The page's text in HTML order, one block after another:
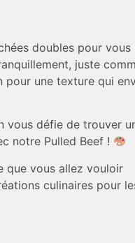
doubles pour
juste
pour une texture qui
vous défie de trouver
notre Pulled Beef !
que vous allez vouloir
culinaires pour